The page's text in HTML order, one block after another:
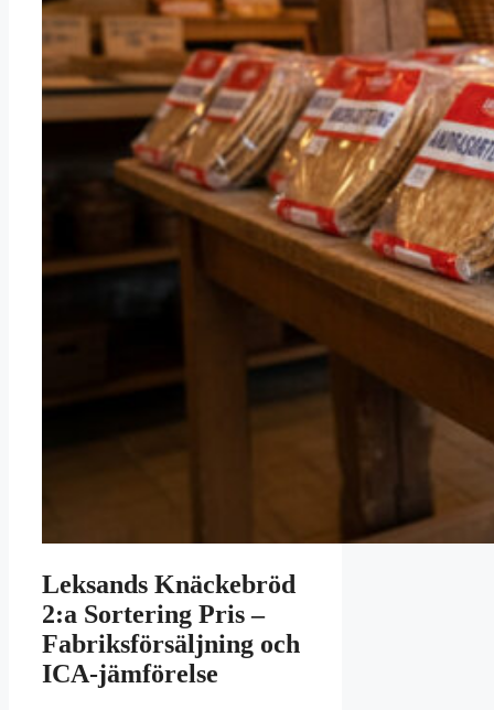
Leksands Knäckebröd
2:a Sortering Pris –
Fabriksförsäljning och
ICA-jämförelse